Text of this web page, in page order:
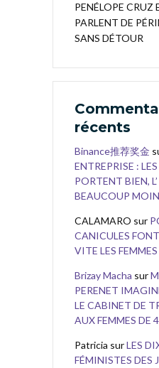
PENÉLOPE
PARLENT DE
SANS DÉTOUR
récents
Binance推荐奖金
ENTREPRISE :
PORTENT BIEN,
BEAUCOUP
CALAMARO sur
CANICULES
VITE LES
Brizay Macha sur
PERENET
LE CABINET DE
AUX FEMMES DE
Patricia surLES
FÉMINISTES DES